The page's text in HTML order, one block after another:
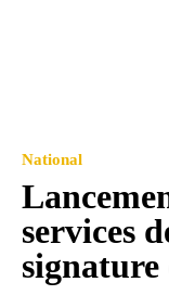
National
services
signature